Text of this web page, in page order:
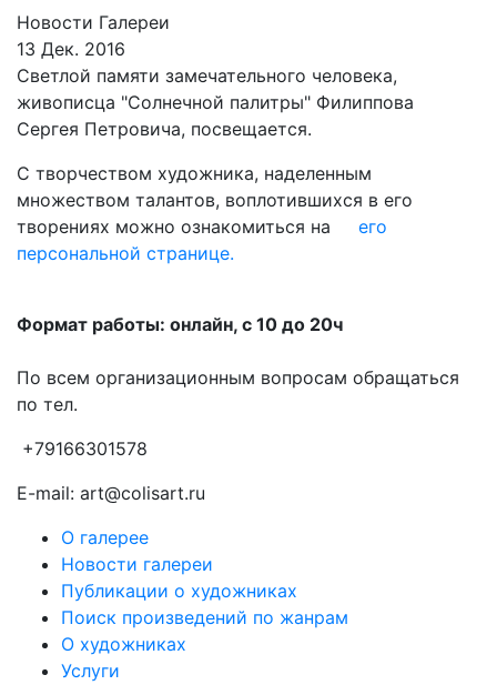
Новости Галереи
13 Дек. 2016
Светлой памяти замечательного человека,
живописца "Солнечной палитры" Филиппова
Сергея Петровича, посвещается.
С творчеством художника, наделенным
множеством талантов, воплотившихся в его
творениях можно ознакомиться на его
персональной странице.
Формат работы: онлайн, с 10 до 20ч
По всем организационным вопросам обращаться
по тел.
+79166301578
E-mail: art@colisart.ru
О галерее
Новости галереи
Публикации о художниках
Поиск произведений по жанрам
О художниках
Услуги